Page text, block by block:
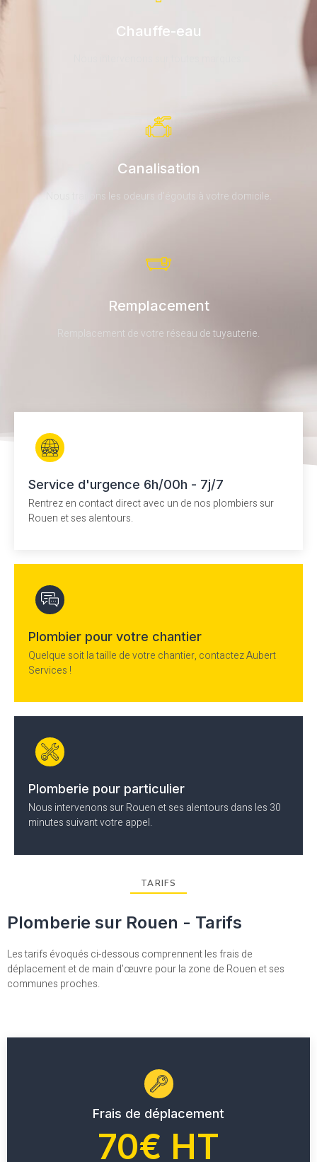
Chauffe-eau
Canalisation
Nous traitons les odeurs d’égouts à votre domicile.
Remplacement
Remplacement de votre réseau de tuyauterie.
Service d'urgence 6h/00h - 7j/7
Rentrez en contact direct avec un de nos plombiers sur
Rouen et ses alentours.
Plombier pour votre chantier
Quelque soit la taille de votre chantier, contactez Aubert
Services !
Plomberie pour particulier
Nous intervenons sur Rouen et ses alentours dans les 30
minutes suivant votre appel.
TARIFS
Plomberie sur Rouen - Tarifs
Les tarifs évoqués ci-dessous comprennent les frais de
déplacement et de main d’œuvre pour la zone de Rouen et ses
communes proches.
Frais de déplacement
70€ HT